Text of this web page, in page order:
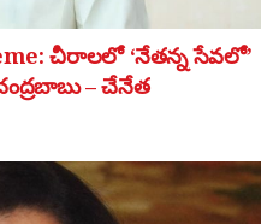
చీరాలలో ‘నేతన్న సేవలో’
– చేనేత